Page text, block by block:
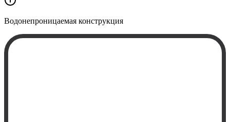
Водонепроницаемая конструкция